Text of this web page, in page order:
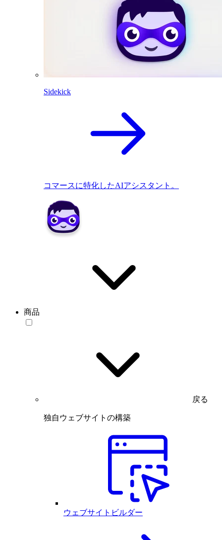
Sidekick
コマースに特化したAIアシスタント。
商品
戻る
独自ウェブサイトの構築
ウェブサイトビルダー